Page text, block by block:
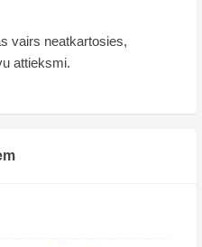
vairs neatkartosies,
attieksmi.